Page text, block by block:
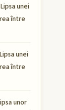
unei
între
unei
între
unor